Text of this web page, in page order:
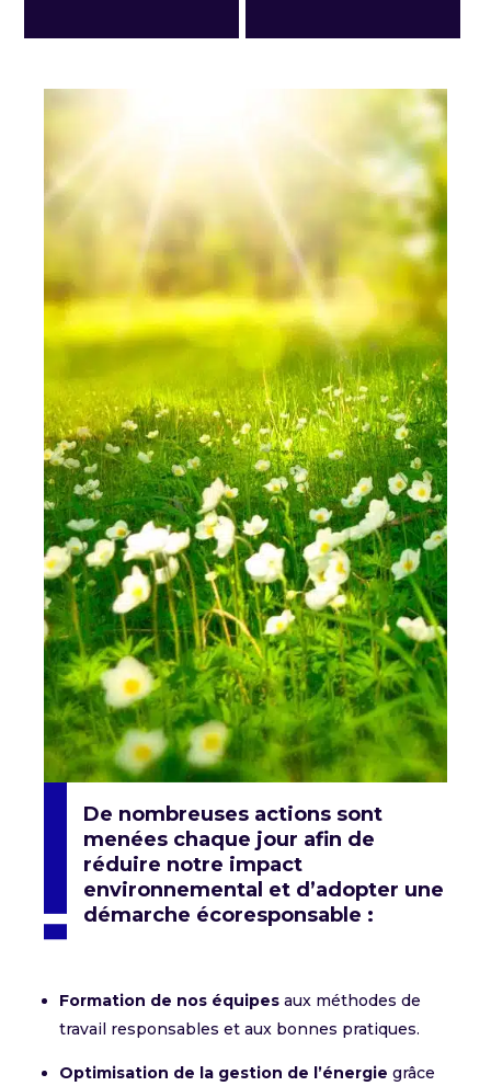
De nombreuses actions sont
menées chaque jour afin de
réduire notre impact
environnemental et d’adopter une
démarche écoresponsable :
Formation de nos équipes aux méthodes de
travail responsables et aux bonnes pratiques.
Optimisation de la gestion de l’énergie grâce